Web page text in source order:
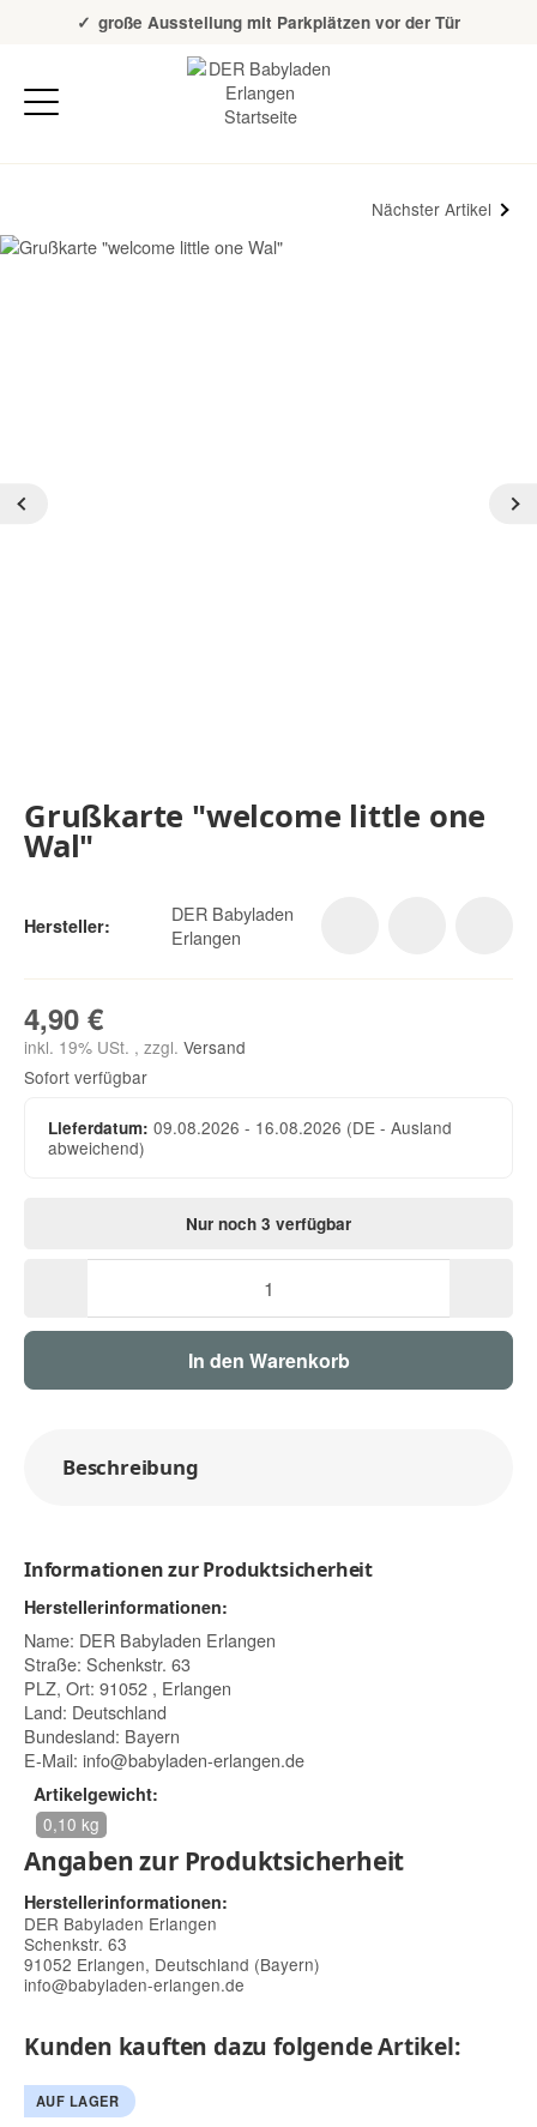
Über 20 Jahre Erfahrung
große Ausstellung mit Parkplätzen vor der Tür
Nächster Artikel
Grußkarte "welcome little one
Wal"
Hersteller:
DER Babyladen
Erlangen
4,90 €
inkl. 19% USt. , zzgl. Versand
Sofort verfügbar
Lieferdatum: 09.08.2026 - 16.08.2026 (DE - Ausland
abweichend)
Nur noch 3 verfügbar
In den Warenkorb
Beschreibung
Informationen zur Produktsicherheit
Herstellerinformationen:
Name: DER Babyladen Erlangen
Straße: Schenkstr. 63
PLZ, Ort: 91052 , Erlangen
Land: Deutschland
Bundesland: Bayern
E-Mail: info@babyladen-erlangen.de
Artikelgewicht:
0,10 kg
Angaben zur Produktsicherheit
Herstellerinformationen:
DER Babyladen Erlangen
Schenkstr. 63
91052 Erlangen, Deutschland (Bayern)
info@babyladen-erlangen.de
Kunden kauften dazu folgende Artikel:
AUF LAGER